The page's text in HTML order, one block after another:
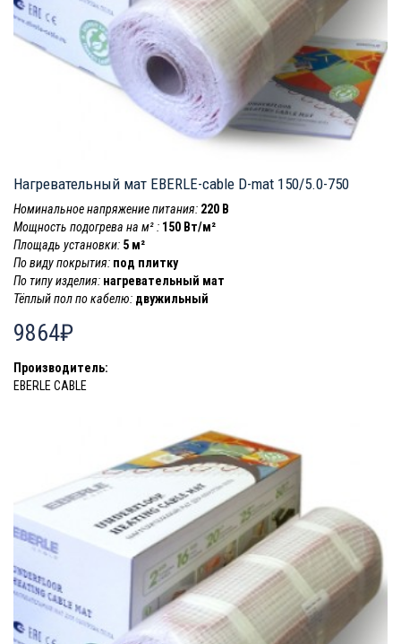
Нагревательный мат EBERLE-cable D-mat 150/5.0-750
Номинальное напряжение питания: 220 В
Мощность подогрева на м² : 150 Вт/м²
Площадь установки: 5 м²
По виду покрытия: под плитку
По типу изделия: нагревательный мат
Тёплый пол по кабелю: двужильный
9864₽
Производитель:
EBERLE CABLE